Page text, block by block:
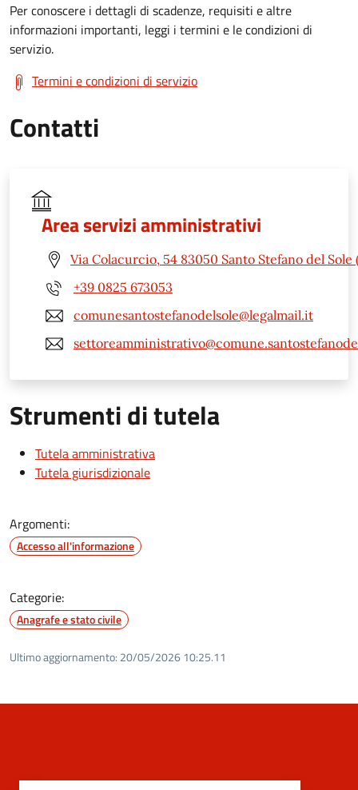
Per conoscere i dettagli di scadenze, requisiti e altre
informazioni importanti, leggi i termini e le condizioni di
servizio.
Termini e condizioni di servizio
Contatti
Area servizi amministrativi
Via Colacurcio, 54 83050 Santo Stefano del Sole
+39 0825 673053
comunesantostefanodelsole@legalmail.it
Strumenti di tutela
Tutela amministrativa
Tutela giurisdizionale
Argomenti:
Accesso all'informazione
Categorie:
Anagrafe e stato civile
Ultimo aggiornamento: 20/05/2026 10:25.11